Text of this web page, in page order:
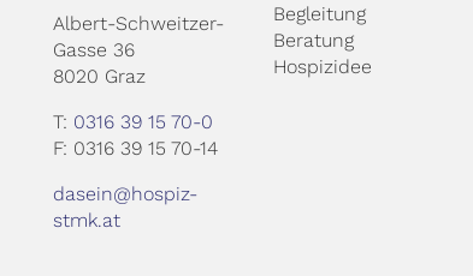
Albert-Schweitzer-
Gasse 36
8020 Graz
T: 0316 39 15 70-0
F: 0316 39 15 70-14
dasein@hospiz-
stmk.at
Begleitung
Beratung
Hospizidee